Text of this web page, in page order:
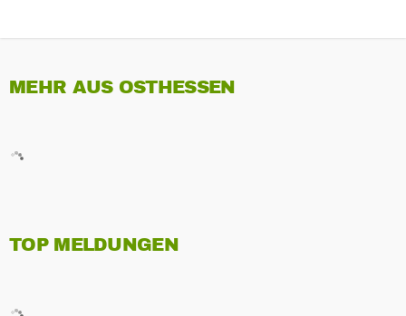
MEHR AUS OSTHESSEN
TOP MELDUNGEN